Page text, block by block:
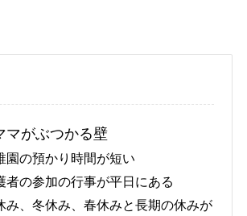
マがぶつかる壁
園の預かり時間が短い
者の参加の行事が平日にある
み、冬休み、春休みと長期の休みが